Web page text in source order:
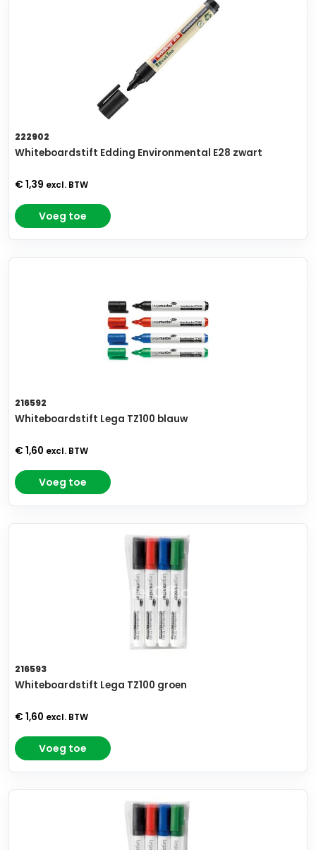
222902
Whiteboardstift Edding Environmental E28 zwart
€ 1,39 excl. BTW
Voeg toe
216592
Whiteboardstift Lega TZ100 blauw
€ 1,60 excl. BTW
Voeg toe
216593
Whiteboardstift Lega TZ100 groen
€ 1,60 excl. BTW
Voeg toe